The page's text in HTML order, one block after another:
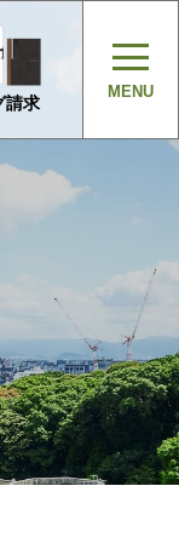
請求